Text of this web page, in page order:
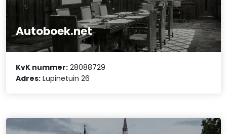
Autoboek.net
KvK nummer: 28088729
Adres: Lupinetuin 26